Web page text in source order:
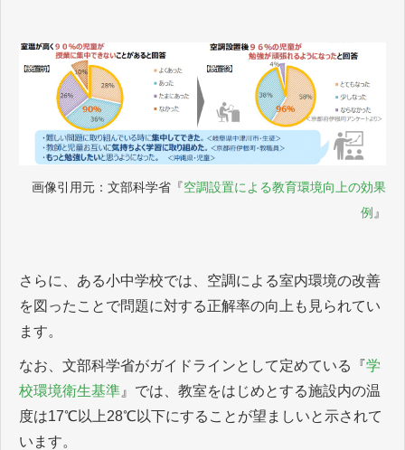
画像引用元：文部科学省『空調設置による教育環境向上の効果
例 』
さらに、ある小中学校では、空調による室内環境の改善
を図ったことで問題に対する正解率の向上も見られてい
ます。
なお、文部科学省がガイドラインとして定めている『学
校環境衛生基準 』では、教室をはじめとする施設内の温
度は17℃以上28℃以下にすることが望ましいと示されて
います。